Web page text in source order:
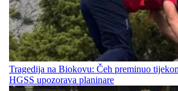
Tragedija na Biokovu: Čeh preminuo
HGSS upozorava planinare